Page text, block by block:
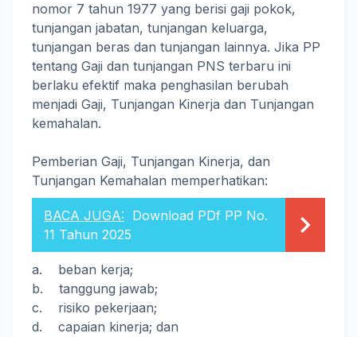
nomor 7 tahun 1977 yang berisi gaji pokok,
tunjangan jabatan, tunjangan keluarga,
tunjangan beras dan tunjangan lainnya. Jika PP
tentang Gaji dan tunjangan PNS terbaru ini
berlaku efektif maka penghasilan berubah
menjadi Gaji, Tunjangan Kinerja dan Tunjangan
kemahalan.
Pemberian Gaji, Tunjangan Kinerja, dan
Tunjangan Kemahalan memperhatikan:
BACA JUGA: Download PDf PP No.
11 Tahun 2025
a. beban kerja;
b. tanggung jawab;
c. risiko pekerjaan;
d. capaian kinerja; dan